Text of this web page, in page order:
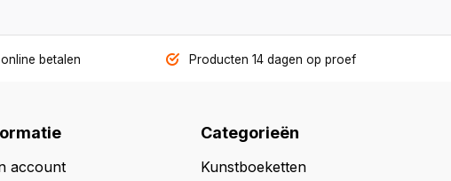
betalen Producten 14 dagen op proef
account
Categorieën
Kunstboeketten